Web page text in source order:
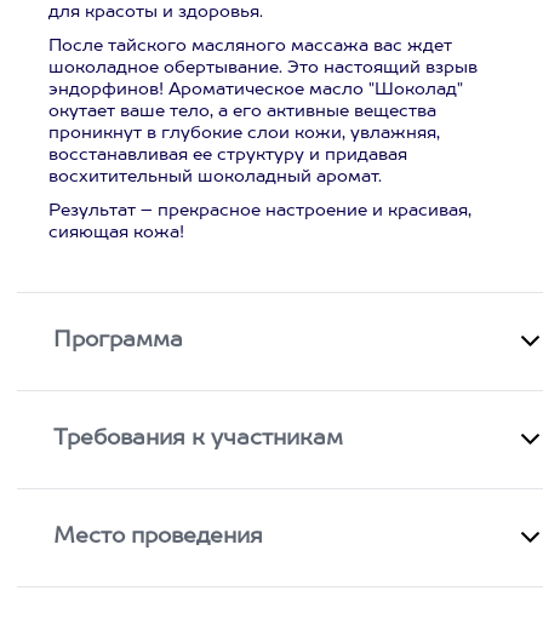
для красоты и здоровья.
После тайского масляного массажа вас ждет
шоколадное обертывание. Это настоящий взрыв
эндорфинов! Ароматическое масло "Шоколад"
окутает ваше тело, а его активные вещества
проникнут в глубокие слои кожи, увлажняя,
восстанавливая ее структуру и придавая
восхитительный шоколадный аромат.
Результат – прекрасное настроение и красивая,
сияющая кожа!
Программа
Требования к участникам
Место проведения